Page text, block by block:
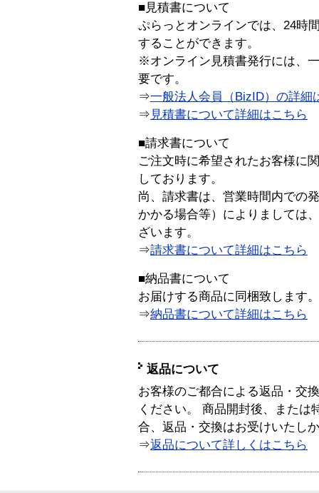
■見積書について
ぷらっとオンラインでは、24時
することができます。
※オンライン見積書発行には、
要です。
⇒一般法人会員（BizID）の詳細
⇒ 見積書について詳細はこちら
■請求書について
ご注文時に希望されたお客様に
しております。
尚、請求書は、営業時間内での
かかる場合等）によりましては
ざいます。
⇒請求書について詳細はこちら
■納品書について
お届けする商品に同梱致します。
⇒納品書について詳細はこちら
返品について
お客様のご都合による返品・交
ください。 商品開封後、または
合、返品・交換はお受けいたし
⇒返品について詳しくはこちら